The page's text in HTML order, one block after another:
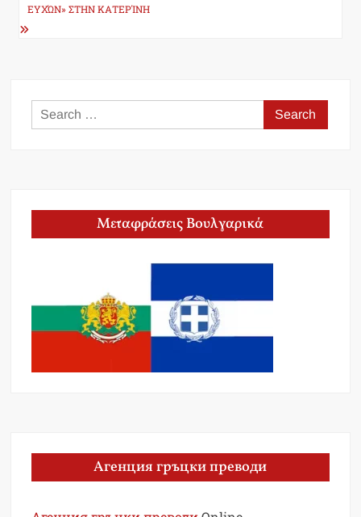
ΕΥΧΏΝ» ΣΤΗΝ ΚΑΤΕΡΊΝΗ
Search
for:
Μεταφράσεις Βουλγαρικά
Агенция гръцки преводи